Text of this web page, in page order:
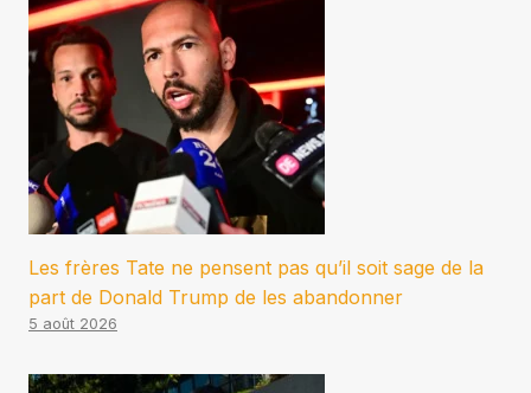
Les frères Tate ne pensent pas qu’il soit sage de la
part de Donald Trump de les abandonner
5 août 2026